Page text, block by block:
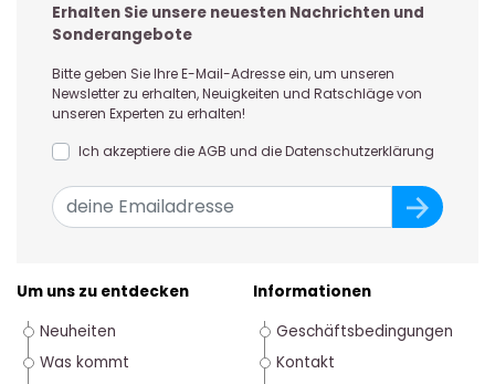
Erhalten Sie unsere neuesten Nachrichten und
Sonderangebote
Bitte geben Sie Ihre E-Mail-Adresse ein, um unseren
Newsletter zu erhalten, Neuigkeiten und Ratschläge von
unseren Experten zu erhalten!
Ich akzeptiere die AGB und die Datenschutzerklärung
Um uns zu entdecken
Neuheiten
Was kommt
Informationen
Geschäftsbedingungen
Kontakt